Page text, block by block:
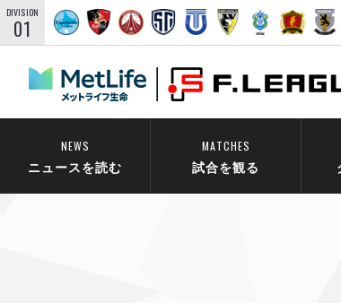
DIVISION
01
NEWS
ニュースを読む
MATCHES
試合を観る